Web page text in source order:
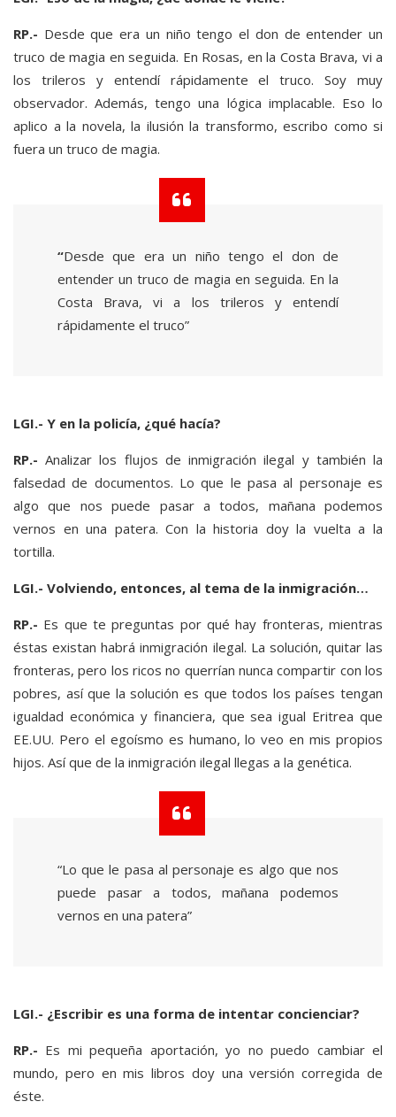
RP.- Desde que era un niño tengo el don de entender un
truco de magia en seguida. En Rosas, en la Costa Brava, vi a
los trileros y entendí rápidamente el truco. Soy muy
observador. Además, tengo una lógica implacable. Eso lo
aplico a la novela, la ilusión la transformo, escribo como si
fuera un truco de magia.
“Desde que era un niño tengo el don de
entender un truco de magia en seguida. En la
Costa Brava, vi a los trileros y entendí
rápidamente el truco”
LGI.- Y en la policía, ¿qué hacía?
RP.- Analizar los flujos de inmigración ilegal y también la
falsedad de documentos. Lo que le pasa al personaje es
algo que nos puede pasar a todos, mañana podemos
vernos en una patera. Con la historia doy la vuelta a la
tortilla.
LGI.- Volviendo, entonces, al tema de la inmigración…
RP.- Es que te preguntas por qué hay fronteras, mientras
éstas existan habrá inmigración ilegal. La solución, quitar las
fronteras, pero los ricos no querrían nunca compartir con los
pobres, así que la solución es que todos los países tengan
igualdad económica y financiera, que sea igual Eritrea que
EE.UU. Pero el egoísmo es humano, lo veo en mis propios
hijos. Así que de la inmigración ilegal llegas a la genética.
“Lo que le pasa al personaje es algo que nos
puede pasar a todos, mañana podemos
vernos en una patera”
LGI.- ¿Escribir es una forma de intentar concienciar?
RP.- Es mi pequeña aportación, yo no puedo cambiar el
mundo, pero en mis libros doy una versión corregida de
éste.